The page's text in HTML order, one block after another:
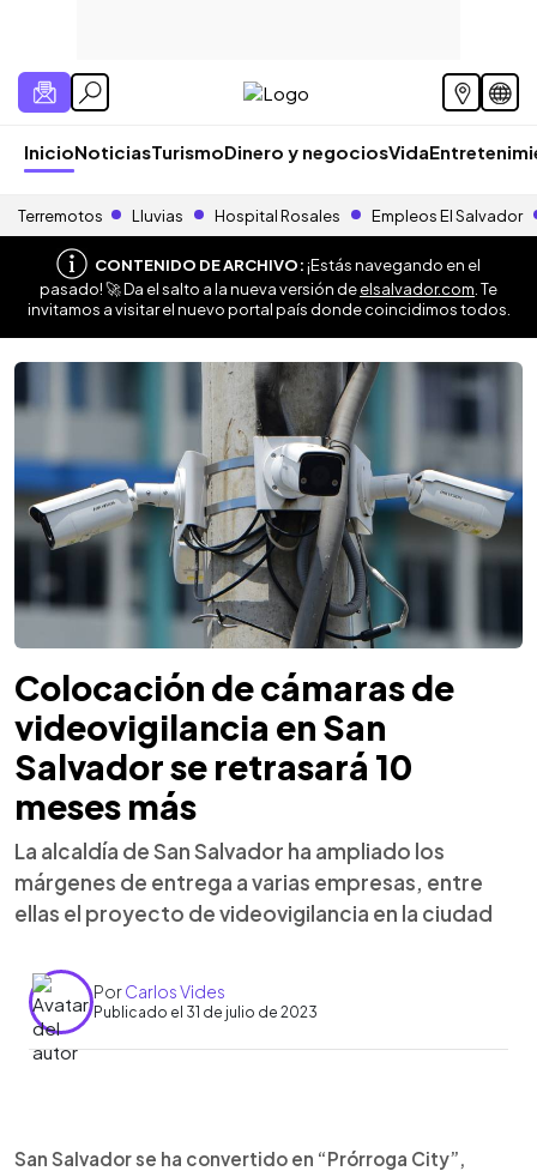
InicioNoticiasTurismoDinero y negociosVida
Terremotos Lluvias Hospital Rosales Empleos El Salvador
CONTENIDO DE ARCHIVO:¡Estás navegando en el
pasado! 🚀 Da el salto a la nueva versión deelsalvador.com . Te
invitamos a visitar el nuevo portal país donde coincidimos todos.
Colocación de cámaras de
videovigilancia en San
Salvador se retrasará 10
meses más
La alcaldía de San Salvador ha ampliado los
márgenes de entrega a varias empresas, entre
ellas el proyecto de videovigilancia en la ciudad
PorCarlos Vides
Publicado el 31 de julio de 2023
► Escuchar artículo
San Salvador se ha convertido en “Prórroga City”,